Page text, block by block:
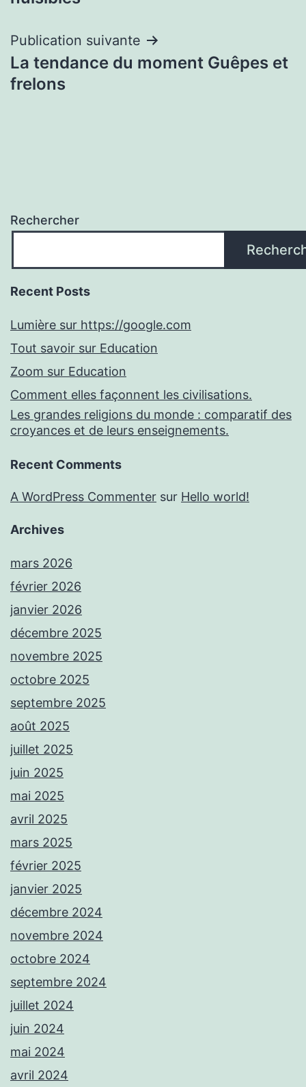
Publication suivante
La tendance du moment Guêpes et
frelons
Rechercher
Recent Posts
Lumière sur https://google.com
Tout savoir sur Education
Zoom sur Education
Comment elles façonnent les civilisations.
Les grandes religions du monde : comparatif des
croyances et de leurs enseignements.
Recent Comments
A WordPress Commenter sur Hello world!
Archives
mars 2026
février 2026
janvier 2026
décembre 2025
novembre 2025
octobre 2025
septembre 2025
août 2025
juillet 2025
juin 2025
mai 2025
avril 2025
mars 2025
février 2025
janvier 2025
décembre 2024
novembre 2024
octobre 2024
septembre 2024
juillet 2024
juin 2024
mai 2024
avril 2024